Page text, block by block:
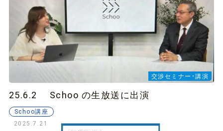
交渉セミナー・講演
25.6.2 Schoo の生放送に出演
Schoo講座
2025.7.21